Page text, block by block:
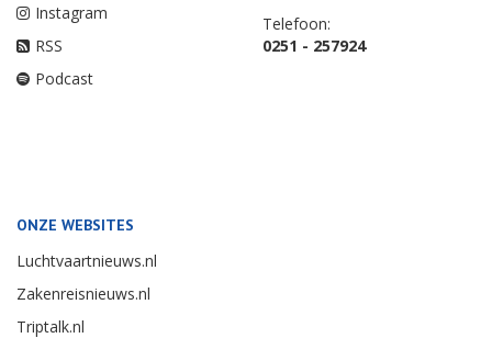
Instagram
RSS
Podcast
Telefoon:
0251 - 257924
ONZE WEBSITES
Luchtvaartnieuws.nl
Zakenreisnieuws.nl
Triptalk.nl